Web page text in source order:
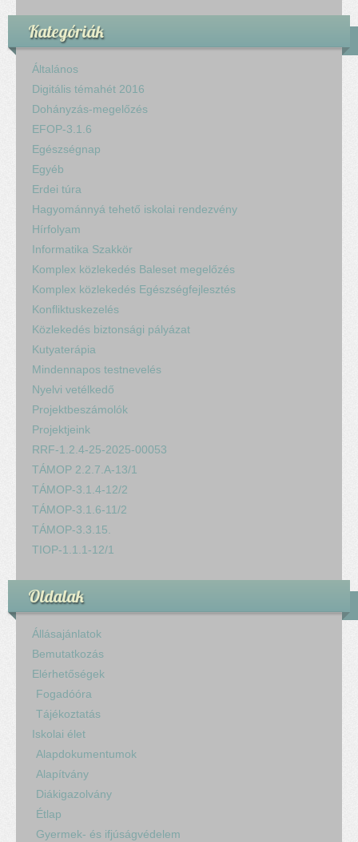
Kategóriák
Általános
Digitális témahét 2016
Dohányzás-megelőzés
EFOP-3.1.6
Egészségnap
Egyéb
Erdei túra
Hagyománnyá tehető iskolai rendezvény
Hírfolyam
Informatika Szakkör
Komplex közlekedés Baleset megelőzés
Komplex közlekedés Egészségfejlesztés
Konfliktuskezelés
Közlekedés biztonsági pályázat
Kutyaterápia
Mindennapos testnevelés
Nyelvi vetélkedő
Projektbeszámolók
Projektjeink
RRF-1.2.4-25-2025-00053
TÁMOP 2.2.7.A-13/1
TÁMOP-3.1.4-12/2
TÁMOP-3.1.6-11/2
TÁMOP-3.3.15.
TIOP-1.1.1-12/1
Oldalak
Állásajánlatok
Bemutatkozás
Elérhetőségek
Fogadóóra
Tájékoztatás
Iskolai élet
Alapdokumentumok
Alapítvány
Diákigazolvány
Étlap
Gyermek- és ifjúságvédelem